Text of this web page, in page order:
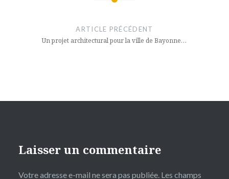
l’article
ARTICLE PRÉCÉDENT
Un projet architectural pour la ville de Bayonne…
Laisser un commentaire
Votre adresse e-mail ne sera pas publiée. Les champs